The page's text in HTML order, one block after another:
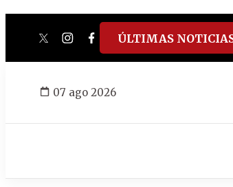
twitterinstagram
facebook
tiktokyoutube
spotify
ÚLTIMAS
07 ago 2026